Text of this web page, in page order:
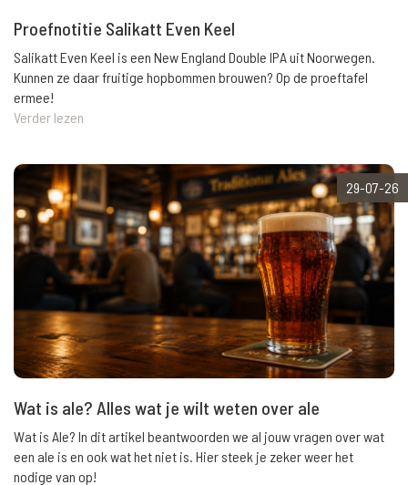
Proefnotitie Salikatt Even Keel
Salikatt Even Keel is een New England Double IPA uit Noorwegen.
Kunnen ze daar fruitige hopbommen brouwen? Op de proeftafel
ermee!
Verder lezen
29-07-26
Wat is ale? Alles wat je wilt weten over ale
Wat is Ale? In dit artikel beantwoorden we al jouw vragen over wat
een ale is en ook wat het niet is. Hier steek je zeker weer het
nodige van op!